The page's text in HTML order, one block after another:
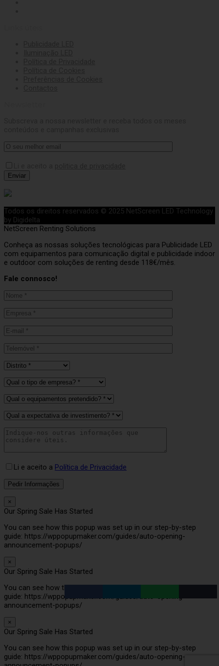
Todos os direitos reservados © 2025 NetScreen LED Technology
by Digidelta
NetScreen Renting Solutions
Conheça as nossas soluções tecnológicas para Publicidade LED
com equipamentos para comunicação digital e publicidade indoor
e outdoor com soluções de renting desde 118€/mês.
Fale connosco!
Li e aceito a Política de Privacidade
×
Our Spring Sale Has Started
You can see how this popup was set up in our step-by-step
guide: https://wppopupmaker.com/guides/auto-opening-
announcement-popups/
×
Our Spring Sale Has Started
You can see how this popup was set up in our step-by-step
guide: https://wppopupmaker.com/guides/auto-opening-
announcement-popups/
×
Our Spring Sale Has Started
You can see how this popup was set up in our step-by-step
guide: https://wppopupmaker.com/guides/auto-opening-